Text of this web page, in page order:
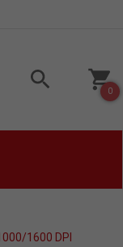
0
1600 DPI